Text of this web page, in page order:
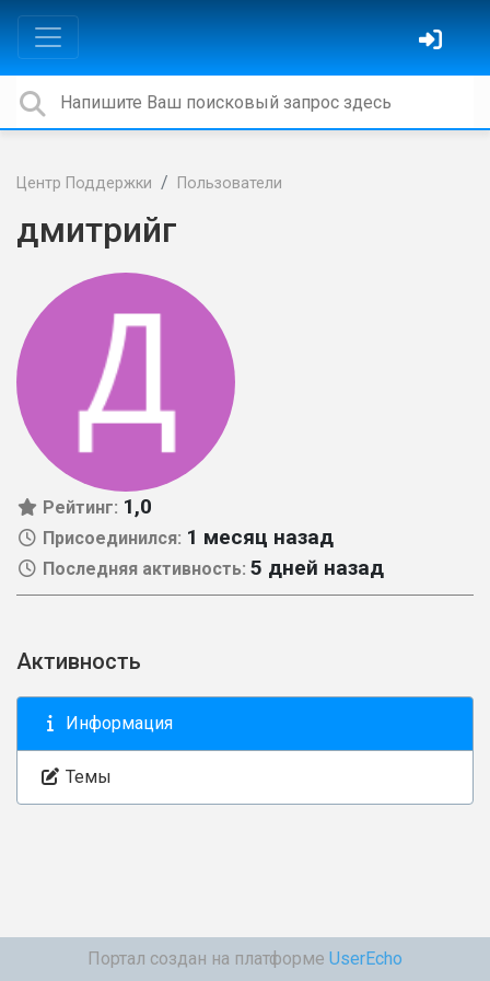
Центр Поддержки Пользователи
дмитрийг
Рейтинг: 1,0
Присоединился: 1 месяц назад
Последняя активность: 5 дней назад
Активность
Информация
Темы
Портал создан на платформе UserEcho